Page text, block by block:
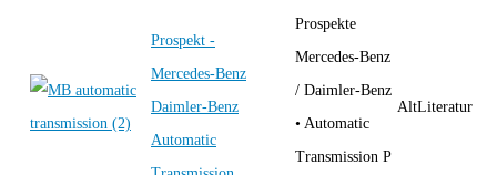
Prospekt -
Mercedes-Benz
Daimler-Benz
Automatic
Prospekte
Mercedes-Benz
/ Daimler-Benz
• Automatic
Transmission P
AltLiteratur